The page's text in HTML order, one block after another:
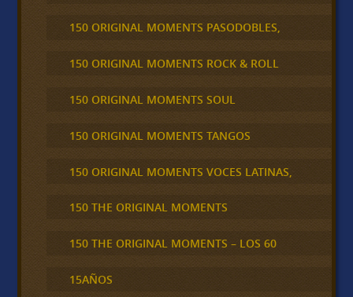
150 ORIGINAL MOMENTS PASODOBLES,
150 ORIGINAL MOMENTS ROCK & ROLL
150 ORIGINAL MOMENTS SOUL
150 ORIGINAL MOMENTS TANGOS
150 ORIGINAL MOMENTS VOCES LATINAS,
150 THE ORIGINAL MOMENTS
150 THE ORIGINAL MOMENTS – LOS 60
15AÑOS